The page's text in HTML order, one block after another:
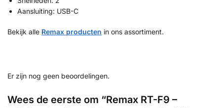
Aansluiting: USB-C
Bekijk alle Remax producten in ons assortiment.
Er zijn nog geen beoordelingen.
Wees de eerste om “Remax RT-F9 –